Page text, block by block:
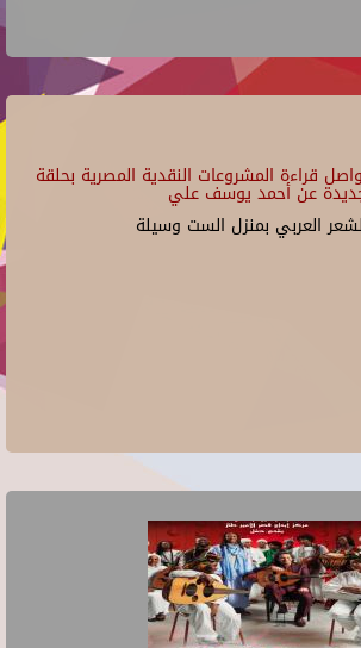
قراءة المشروعات النقدية المصرية بحلقة
عن أحمد يوسف علي
العربي بمنزل الست وسيلة